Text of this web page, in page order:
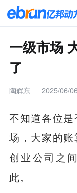
一级市场
了
陶辉东 2025/06/
不知道各位
场，大家的
创业公司之
此。